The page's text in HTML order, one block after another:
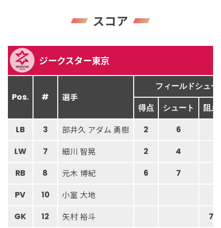
スコア
ジークスター東京
Pos. # 選手
フィールドシュー
得点 シュート 阻止
LB 3 部井久 アダム 勇樹 2 6
LW 7 細川 智晃 2 4
RB 8 元木 博紀 6 7
PV 10 小室 大地
GK 12 矢村 裕斗 7